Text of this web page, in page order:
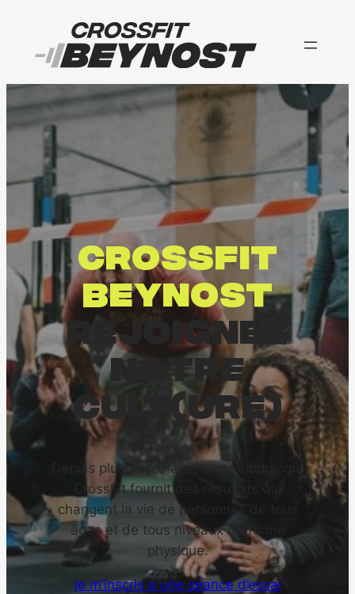
contenu
CROSSFIT
BEYNOST
REJOIGNEZ
NOTRE
CULT(URE)
Depuis plus de 20 ans, la méthodologie
CrossFit fournit des résultats qui
changent la vie de personnes de tous
âges et de tous niveaux de forme
physique.
je m’inscris a une séance d’essai